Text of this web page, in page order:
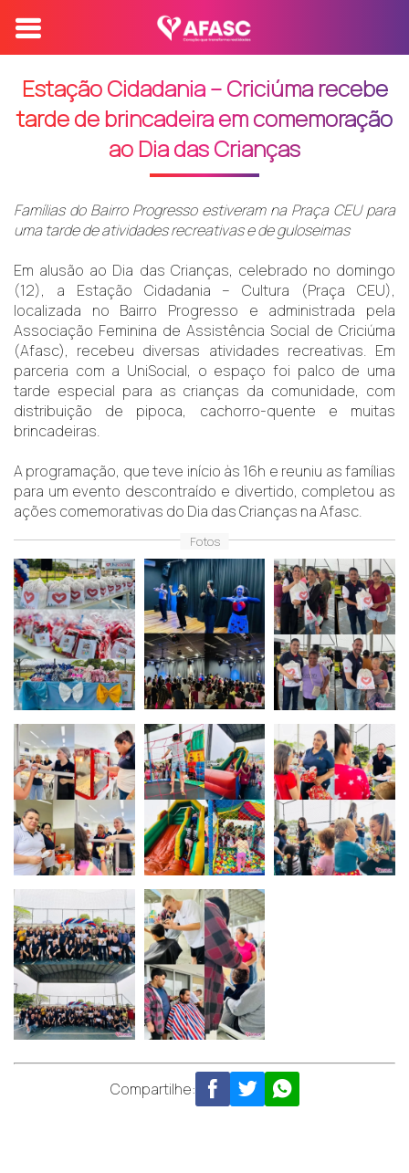
Estação Cidadania – Criciúma recebe
tarde de brincadeira em comemoração
ao Dia das Crianças
Famílias do Bairro Progresso estiveram na Praça CEU para
uma tarde de atividades recreativas e de guloseimas
Em alusão ao Dia das Crianças, celebrado no domingo
(12), a Estação Cidadania – Cultura (Praça CEU),
localizada no Bairro Progresso e administrada pela
Associação Feminina de Assistência Social de Criciúma
(Afasc), recebeu diversas atividades recreativas. Em
parceria com a UniSocial, o espaço foi palco de uma
tarde especial para as crianças da comunidade, com
distribuição de pipoca, cachorro-quente e muitas
brincadeiras.
A programação, que teve início às 16h e reuniu as famílias
para um evento descontraído e divertido, completou as
ações comemorativas do Dia das Crianças na Afasc.
Fotos
Compartilhe: